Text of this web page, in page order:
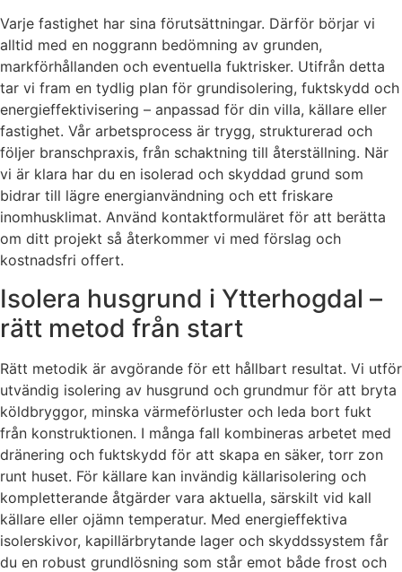
Varje fastighet har sina förutsättningar. Därför börjar vi
alltid med en noggrann bedömning av grunden,
markförhållanden och eventuella fuktrisker. Utifrån detta
tar vi fram en tydlig plan för grundisolering, fuktskydd och
energieffektivisering – anpassad för din villa, källare eller
fastighet. Vår arbetsprocess är trygg, strukturerad och
följer branschpraxis, från schaktning till återställning. När
vi är klara har du en isolerad och skyddad grund som
bidrar till lägre energianvändning och ett friskare
inomhusklimat. Använd kontaktformuläret för att berätta
om ditt projekt så återkommer vi med förslag och
kostnadsfri offert.
Isolera husgrund i Ytterhogdal –
rätt metod från start
Rätt metodik är avgörande för ett hållbart resultat. Vi utför
utvändig isolering av husgrund och grundmur för att bryta
köldbryggor, minska värmeförluster och leda bort fukt
från konstruktionen. I många fall kombineras arbetet med
dränering och fuktskydd för att skapa en säker, torr zon
runt huset. För källare kan invändig källarisolering och
kompletterande åtgärder vara aktuella, särskilt vid kall
källare eller ojämn temperatur. Med energieffektiva
isolerskivor, kapillärbrytande lager och skyddssystem får
du en robust grundlösning som står emot både frost och